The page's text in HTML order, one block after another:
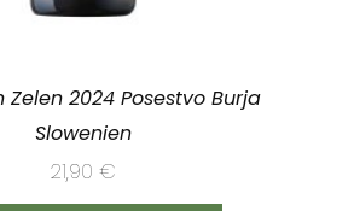
Zelen 2024 Posestvo Burja
Slowenien
21,90 €